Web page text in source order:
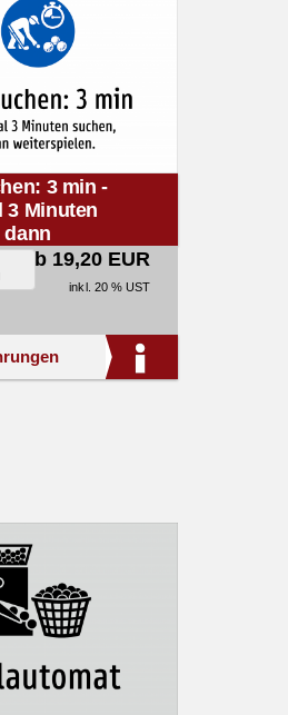
3 min -
3 Minuten
dann
ab 19,20 EUR
inkl. 20 % UST